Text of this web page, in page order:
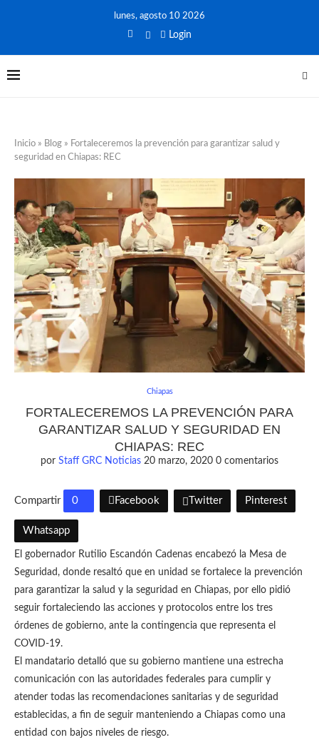
lunes, agosto 10 2026
Login
Inicio » Blog » Fortaleceremos la prevención para garantizar salud y
seguridad en Chiapas: REC
Chiapas
FORTALECEREMOS LA PREVENCIÓN PARA
GARANTIZAR SALUD Y SEGURIDAD EN
CHIAPAS: REC
por Staff GRC Noticias 20 marzo, 2020 0 comentarios
Compartir 0 Facebook Twitter Pinterest
Whatsapp
El gobernador Rutilio Escandón Cadenas encabezó la Mesa de
Seguridad, donde resaltó que en unidad se fortalece la prevención
para garantizar la salud y la seguridad en Chiapas, por ello pidió
seguir fortaleciendo las acciones y protocolos entre los tres
órdenes de gobierno, ante la contingencia que representa el
COVID-19.
El mandatario detalló que su gobierno mantiene una estrecha
comunicación con las autoridades federales para cumplir y
atender todas las recomendaciones sanitarias y de seguridad
establecidas, a fin de seguir manteniendo a Chiapas como una
entidad con bajos niveles de riesgo.